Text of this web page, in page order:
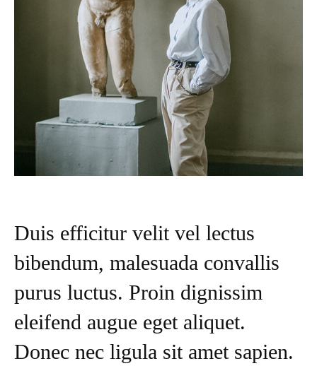
Duis efficitur velit vel lectus
bibendum, malesuada convallis
purus luctus. Proin dignissim
eleifend augue eget aliquet.
Donec nec ligula sit amet sapien.